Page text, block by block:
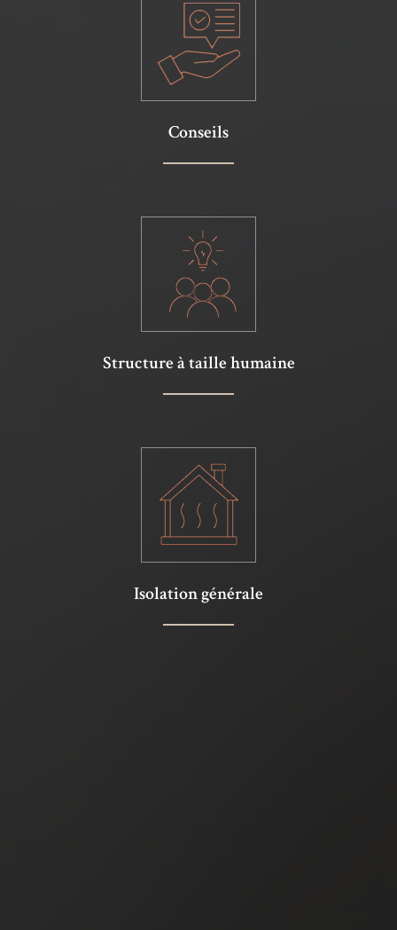
Conseils
Structure à taille humaine
Isolation générale